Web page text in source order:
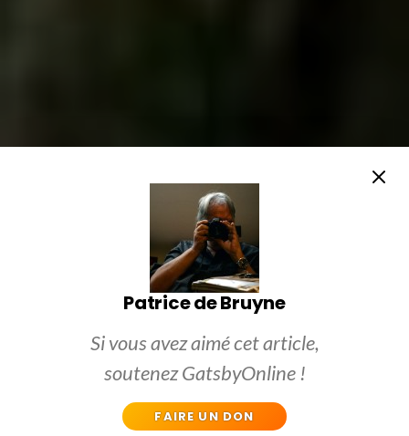
Patrice de Bruyne
Si vous avez aimé cet article,
soutenez GatsbyOnline !
FAIRE UN DON